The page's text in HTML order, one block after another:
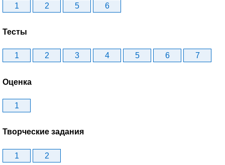
1 2 5 6
Тесты
1 2 3 4 5 6 7
Оценка
1
Творческие задания
1 2